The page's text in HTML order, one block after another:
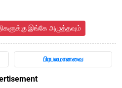
இங்கே அழுத்தவும்
பிரபலமானவை